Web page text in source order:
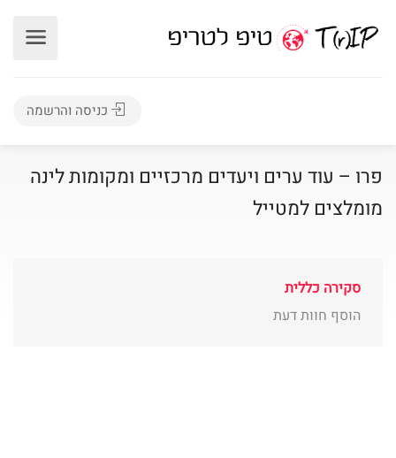
כניסה והרשמה
פרו – עוד ערים ויעדים מרכזיים ומקומות לינה
מומלצים למטייל
סקירה כללית
הוסף חוות דעת